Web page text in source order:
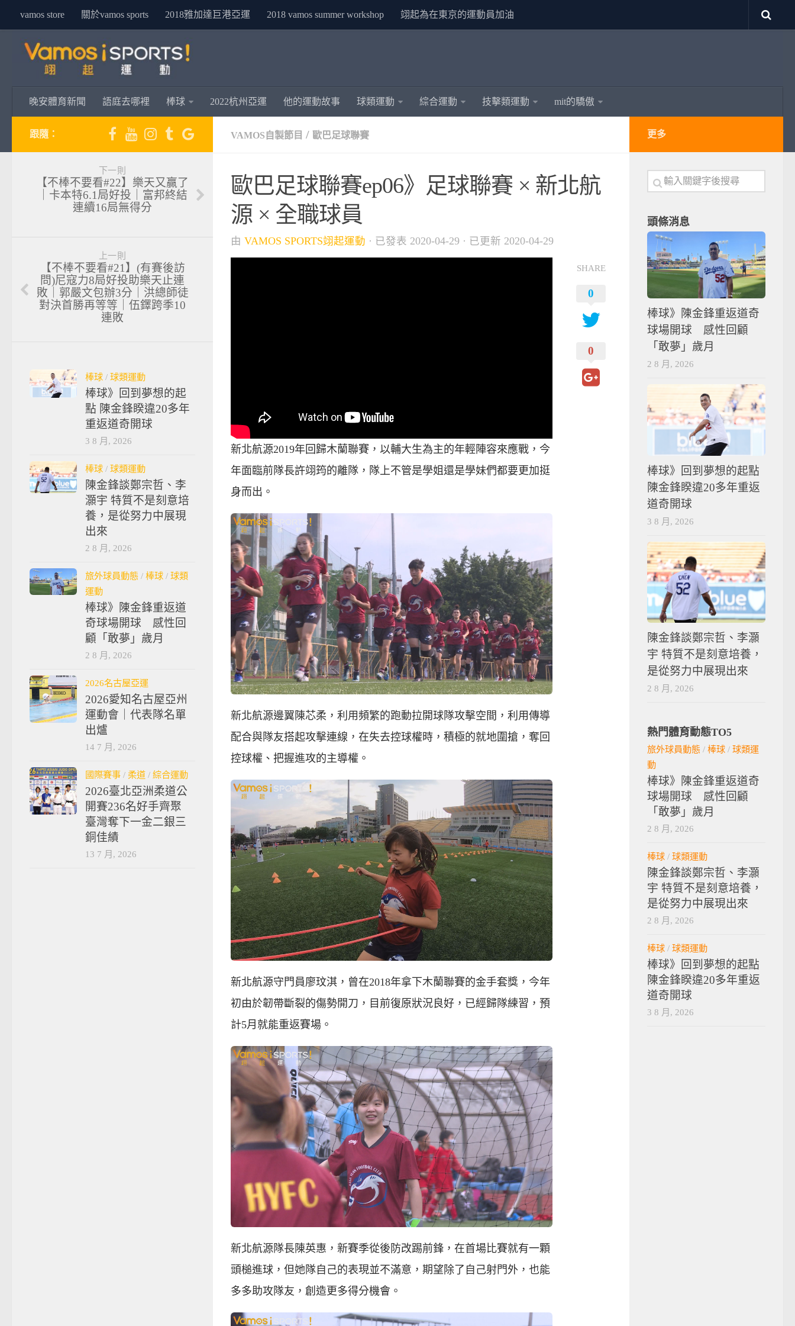
vamos store 關於vamos sports 2018雅加達巨港亞運 2018 vamos summer workshop 翊起為在東京的運動員加油
晚安體育新聞 語庭去哪裡 棒球 2022杭州亞運 他的運動故事 球類運動 綜合運動 技擊類運動 mit的驕傲
VAMOS自製節目 / 歐巴足球聯賽
歐巴足球聯賽ep06》足球聯賽 × 新北航
源 × 全職球員
由 VAMOS SPORTS翊起運動 · 已發表 2020-04-29 · 已更新 2020-04-29
新北航源2019年回歸木蘭聯賽，以輔大生為主的年輕陣容來應戰，今
年面臨前隊長許翊筠的離隊，隊上不管是學姐還是學妹們都要更加挺
身而出。
新北航源邊翼陳芯柔，利用頻繁的跑動拉開球隊攻擊空間，利用傳導
配合與隊友搭起攻擊連線，在失去控球權時，積極的就地圍搶，奪回
控球權、把握進攻的主導權。
新北航源守門員廖玟淇，曾在2018年拿下木蘭聯賽的金手套獎，今年
初由於韌帶斷裂的傷勢開刀，目前復原狀況良好，已經歸隊練習，預
計5月就能重返賽場。
新北航源隊長陳英惠，新賽季從後防改踢前鋒，在首場比賽就有一顆
頭槌進球，但她隊自己的表現並不滿意，期望除了自己射門外，也能
多多助攻隊友，創造更多得分機會。
SHARE
0
0
跟隨：
下一則
【不棒不要看#22】樂天又贏了
｜卡本特6.1局好投｜富邦終結
連續16局無得分
上一則
【不棒不要看#21】(有賽後訪
問)尼寇力8局好投助樂天止連
敗｜郭嚴文包辦3分｜洪總師徒
對決首勝再等等｜伍鐸跨季10
連敗
棒球 / 球類運動
棒球》回到夢想的起
點 陳金鋒睽違20多年
重返道奇開球
3 8 月, 2026
棒球 / 球類運動
陳金鋒談鄭宗哲、李
灝宇 特質不是刻意培
養，是從努力中展現
出來
2 8 月, 2026
旅外球員動態 / 棒球 / 球類
運動
棒球》陳金鋒重返道
奇球場開球 感性回
顧「敢夢」歲月
2 8 月, 2026
2026名古屋亞運
2026愛知名古屋亞州
運動會｜代表隊名單
出爐
14 7 月, 2026
國際賽事 / 柔道 / 綜合運動
2026臺北亞洲柔道公
開賽236名好手齊聚
臺灣奪下一金二銀三
銅佳績
13 7 月, 2026
更多
頭條消息
棒球》陳金鋒重返道奇
球場開球 感性回顧
「敢夢」歲月
2 8 月, 2026
棒球》回到夢想的起點
陳金鋒睽違20多年重返
道奇開球
3 8 月, 2026
陳金鋒談鄭宗哲、李灝
宇 特質不是刻意培養，
是從努力中展現出來
2 8 月, 2026
熱門體育動態TO5
旅外球員動態 / 棒球 / 球類運
動
棒球》陳金鋒重返道奇
球場開球 感性回顧
「敢夢」歲月
2 8 月, 2026
棒球 / 球類運動
陳金鋒談鄭宗哲、李灝
宇 特質不是刻意培養，
是從努力中展現出來
2 8 月, 2026
棒球 / 球類運動
棒球》回到夢想的起點
陳金鋒睽違20多年重返
道奇開球
3 8 月, 2026